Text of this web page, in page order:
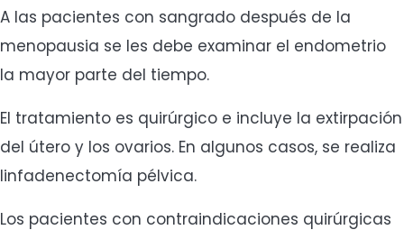
A las pacientes con sangrado después de la
menopausia se les debe examinar el endometrio
la mayor parte del tiempo.
El tratamiento es quirúrgico e incluye la extirpación
del útero y los ovarios. En algunos casos, se realiza
linfadenectomía pélvica.
Los pacientes con contraindicaciones quirúrgicas